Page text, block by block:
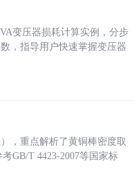
变压器损耗计算实例，分步
，指导用户快速掌握变压器
，重点解析了黄铜棒密度取
GB/T 4423-2007等国家标